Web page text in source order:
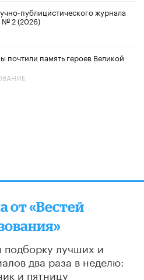
публицистического журнала
№ 2 (2026)
почтили память героев Великой
от «Вестей
лучших и
два раза в неделю:
и пятницу